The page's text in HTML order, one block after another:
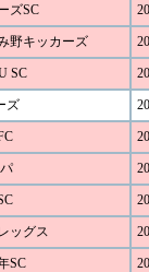
ズSC
野キッカーズ
SC
ズ
ッグス
SC